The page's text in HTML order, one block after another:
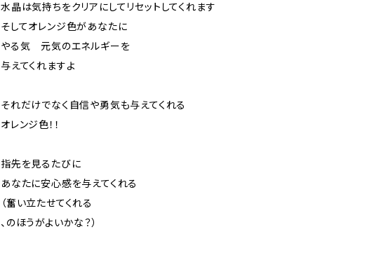
水晶は気持ちをクリアにしてリセットしてくれます
そしてオレンジ色があなたに
やる気 元気のエネルギーを
与えてくれますよ
それだけでなく自信や勇気も与えてくれる
オレンジ色！！
指先を見るたびに
あなたに安心感を与えてくれる
（奮い立たせてくれる
、のほうがよいかな？）